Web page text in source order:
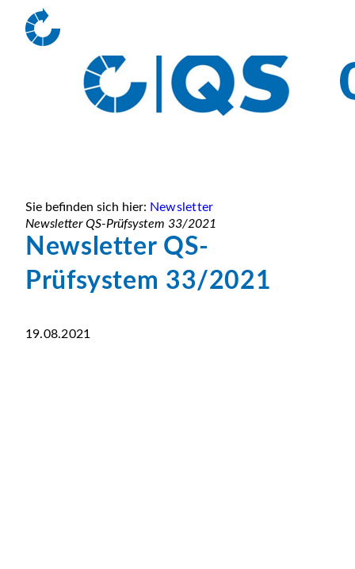
Sie befinden sich hier: Newsletter
Newsletter QS-Prüfsystem 33/2021
Newsletter QS-
Prüfsystem 33/2021
19.08.2021